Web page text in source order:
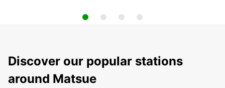
Discover our popular stations
around Matsue